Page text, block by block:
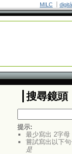
MILC
搜尋鏡頭
提示:
最少寫出 2字母
嘗試寫出以下
是